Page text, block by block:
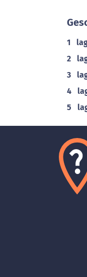
1
2
3
4
5